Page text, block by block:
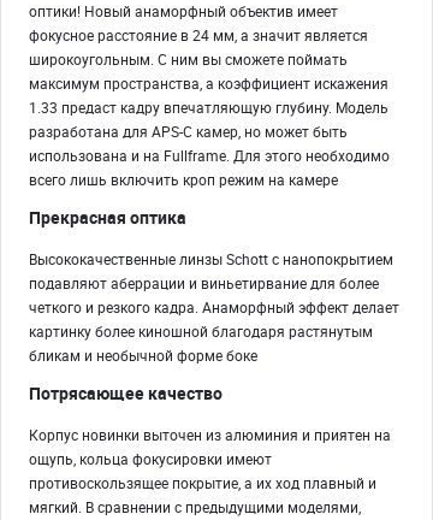
оптики! Новый анаморфный объектив имеет
фокусное расстояние в 24 мм, а значит является
широкоугольным. С ним вы сможете поймать
максимум пространства, а коэффициент искажения
1.33 предаст кадру впечатляющую глубину. Модель
разработана для APS-C камер, но может быть
использована и на Fullframe. Для этого необходимо
всего лишь включить кроп режим на камере
Прекрасная оптика
Высококачественные линзы Schott с нанопокрытием
подавляют аберрации и виньетирвание для более
четкого и резкого кадра. Анаморфный эффект делает
картинку более киношной благодаря растянутым
бликам и необычной форме боке
Потрясающее качество
Корпус новинки выточен из алюминия и приятен на
ощупь, кольца фокусировки имеют
противоскользящее покрытие, а их ход плавный и
мягкий. В сравнении с предыдущими моделями,